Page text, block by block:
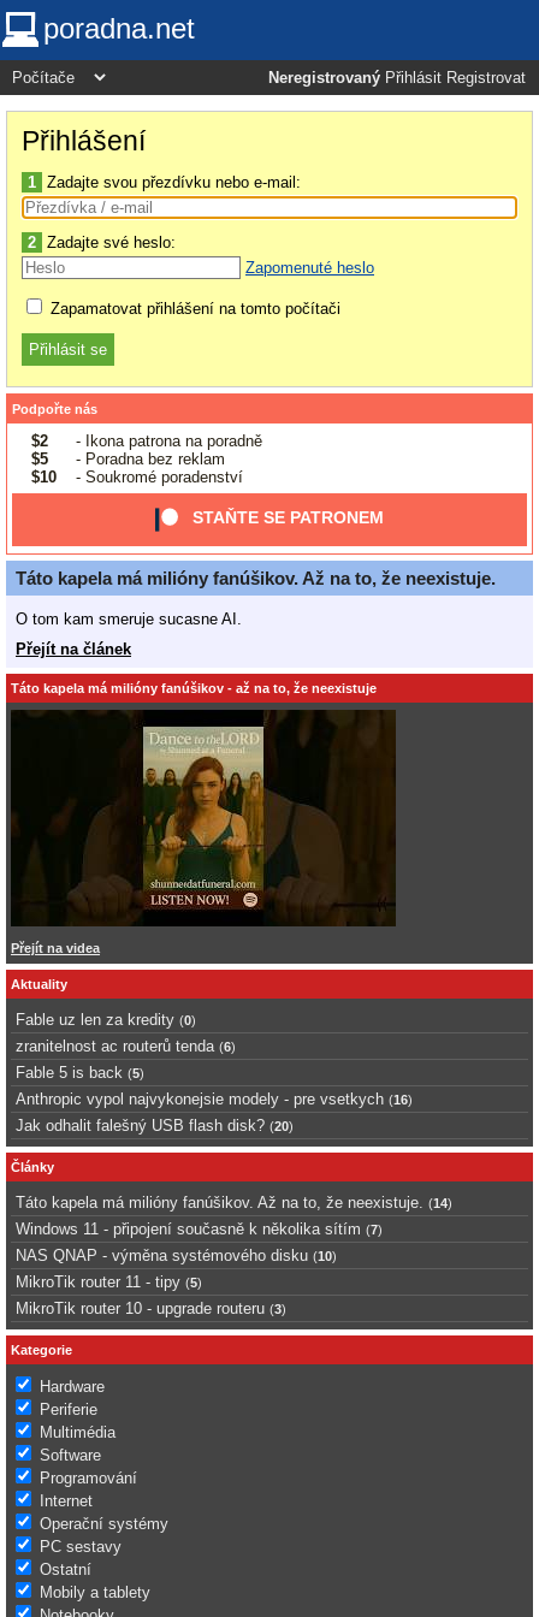
poradna.net
Neregistrovaný Přihlásit Registrovat
Přihlášení
1 Zadajte svou přezdívku nebo e-mail:
2 Zadajte své heslo:
Zapomenuté heslo
Zapamatovat přihlášení na tomto počítači
Podpořte nás
$2
- Ikona patrona na poradně
$5
- Poradna bez reklam
$10
- Soukromé poradenství
STAŇTE SE PATRONEM
Táto kapela má milióny fanúšikov. Až na to, že neexistuje.
O tom kam smeruje sucasne AI.
Přejít na článek
Táto kapela má milióny fanúšikov - až na to, že neexistuje
Přejít na videa
Aktuality
Fable uz len za kredity (0)
zranitelnost ac routerů tenda (6)
Fable 5 is back (5)
Anthropic vypol najvykonejsie modely - pre vsetkych (16)
Jak odhalit falešný USB flash disk? (20)
Články
Táto kapela má milióny fanúšikov. Až na to, že neexistuje. (14)
Windows 11 - připojení současně k několika sítím (7)
NAS QNAP - výměna systémového disku (10)
MikroTik router 11 - tipy (5)
MikroTik router 10 - upgrade routeru (3)
Kategorie
Hardware
Periferie
Multimédia
Software
Programování
Internet
Operační systémy
PC sestavy
Ostatní
Mobily a tablety